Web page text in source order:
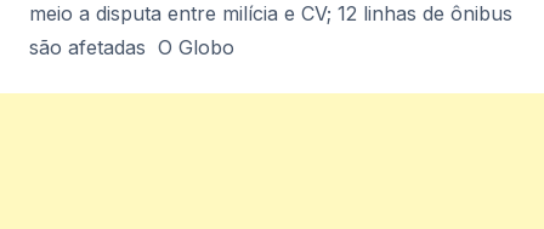
Notícias
esportivo alunos conquistam segundo
meio a disputa entre milícia e CV; 12 linhas de ônibus
são afetadas O Globo